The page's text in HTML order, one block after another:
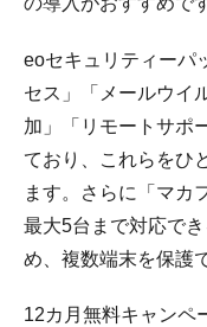
eoセキュリティーパ
セス」「メールウイ
加」「リモートサポ
ており、これらをひ
ます。さらに「マカ
最大5台まで対応で
め、複数端末を保護
12カ月無料キャンペ